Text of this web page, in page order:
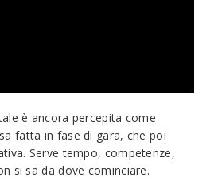
è ancora percepita come
fatta in fase di gara, che poi
Serve tempo, competenze,
si sa da dove cominciare.